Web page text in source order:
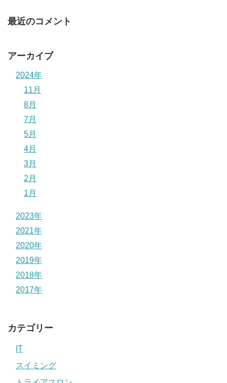
最近のコメント
アーカイブ
2024年
11月
8月
7月
5月
4月
3月
2月
1月
2023年
2021年
2020年
2019年
2018年
2017年
カテゴリー
IT
スイミング